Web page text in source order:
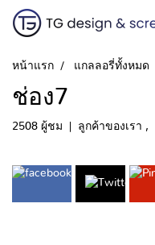
หน้าแรก แกลลอรี่ทั้งหมด
ช่อง7
2508 ผู้ชม ลูกค้าของเรา ,